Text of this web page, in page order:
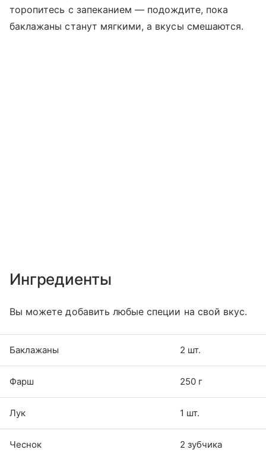
торопитесь с запеканием — подождите, пока
баклажаны станут мягкими, а вкусы смешаются.
Ингредиенты
Вы можете добавить любые специи на свой вкус.
Баклажаны 2 шт.
Фарш 250 г
Лук 1 шт.
Чеснок 2 зубчика